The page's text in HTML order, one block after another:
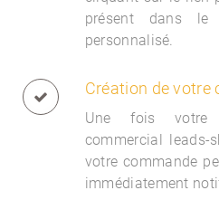
présent dans
personnalisé.
Création de votre
Une fois votre
commercial leads-
votre commande
immédiatement